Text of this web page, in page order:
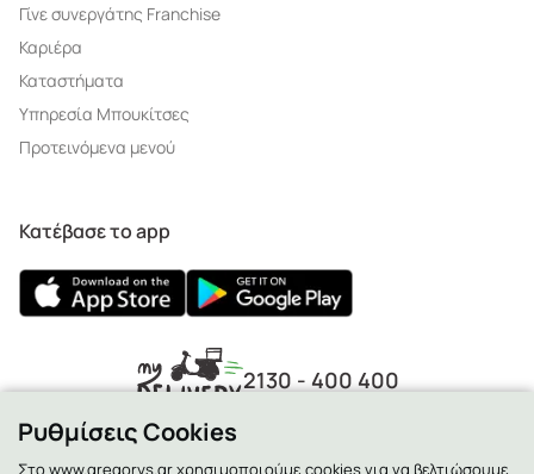
Γίνε συνεργάτης Franchise
Καριέρα
Καταστήματα
Υπηρεσία Μπουκίτσες
Προτεινόμενα μενού
Κατέβασε το app
2130 - 400 400
Ρυθμίσεις Cookies
Στο www.gregorys.gr χρησιμοποιούμε cookies για να βελτιώσουμε